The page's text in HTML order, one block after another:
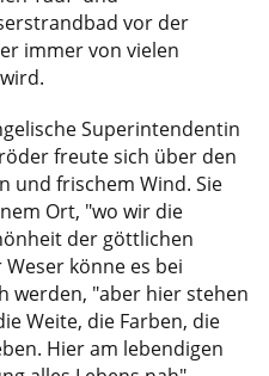
vor der
immer von vielen
Superintendentin
freute sich über den
und frischem Wind. Sie
Ort, "wo wir die
der göttlichen
könne es bei
werden, "aber hier stehen
Weite, die Farben, die
Hier am lebendigen